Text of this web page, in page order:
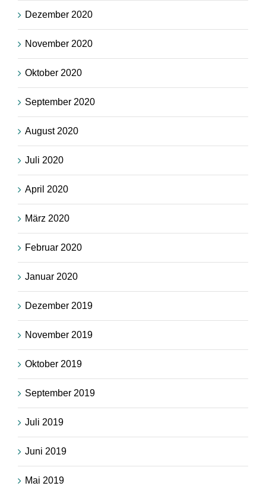
Dezember 2020
November 2020
Oktober 2020
September 2020
August 2020
Juli 2020
April 2020
März 2020
Februar 2020
Januar 2020
Dezember 2019
November 2019
Oktober 2019
September 2019
Juli 2019
Juni 2019
Mai 2019